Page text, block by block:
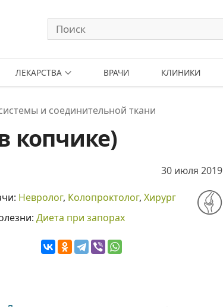
ЛЕКАРСТВА ВРАЧИ КЛИНИКИ
и соединительной ткани
копчике)
30 июля 2019
Невролог, Колопроктолог, Хирург
Диета при запорах